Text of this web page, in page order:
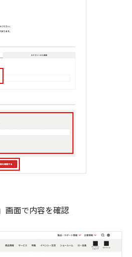
画面で内容を確認